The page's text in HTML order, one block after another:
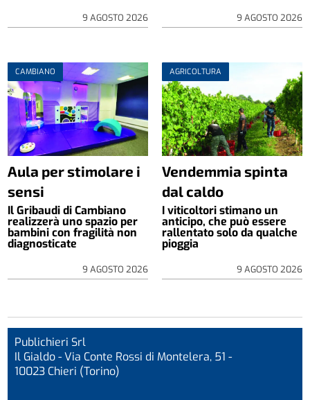
9 AGOSTO 2026 9 AGOSTO 2026
CAMBIANO
Aula per stimolare i
sensi
Il Gribaudi di Cambiano
realizzerà uno spazio per
bambini con fragilità non
diagnosticate
9 AGOSTO 2026
AGRICOLTURA
Vendemmia spinta
dal caldo
I viticoltori stimano un
anticipo, che può essere
rallentato solo da qualche
pioggia
9 AGOSTO 2026
Publichieri Srl
Il Gialdo - Via Conte Rossi di Montelera, 51 -
10023 Chieri (Torino)